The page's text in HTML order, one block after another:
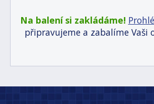
Na balení si zakládáme!
připravujeme a zabalíme Vaši